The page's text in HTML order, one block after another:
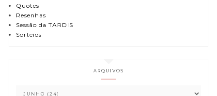
Quotes
Resenhas
Sessão da TARDIS
Sorteios
ARQUIVOS